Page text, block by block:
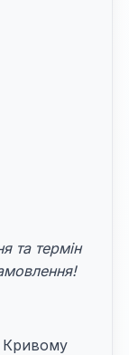
та термін
Кривому